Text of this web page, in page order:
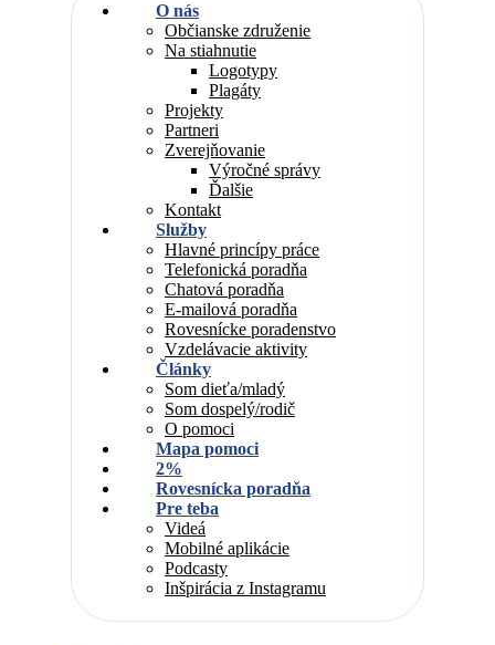
O nás
Občianske združenie
Na stiahnutie
Logotypy
Plagáty
Projekty
Partneri
Zverejňovanie
Výročné správy
Ďalšie
Kontakt
Služby
Hlavné princípy práce
Telefonická poradňa
Chatová poradňa
E-mailová poradňa
Rovesnícke poradenstvo
Vzdelávacie aktivity
Články
Som dieťa/mladý
Som dospelý/rodič
O pomoci
Mapa pomoci
2%
Rovesnícka poradňa
Pre teba
Videá
Mobilné aplikácie
Podcasty
Inšpirácia z Instagramu